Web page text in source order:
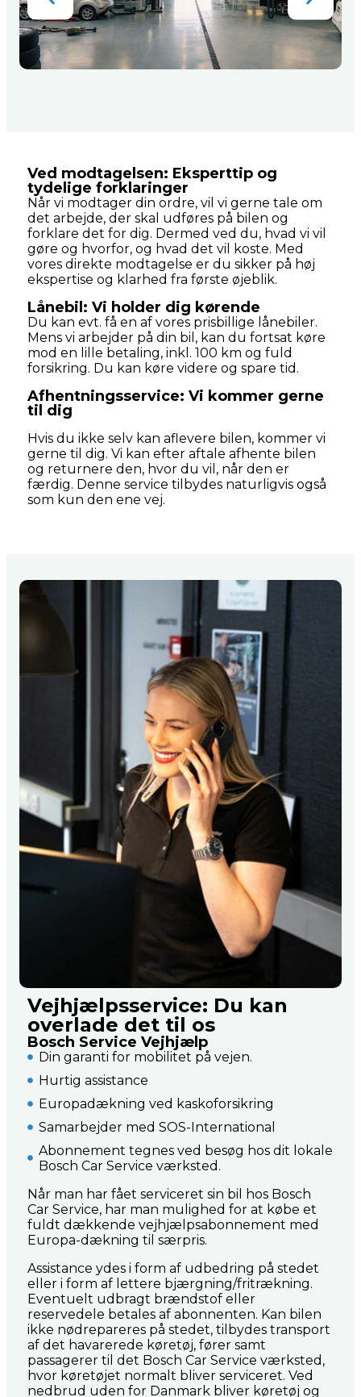
Ved modtagelsen: Eksperttip og
tydelige forklaringer
Når vi modtager din ordre, vil vi gerne tale om
det arbejde, der skal udføres på bilen og
forklare det for dig. Dermed ved du, hvad vi vil
gøre og hvorfor, og hvad det vil koste. Med
vores direkte modtagelse er du sikker på høj
ekspertise og klarhed fra første øjeblik.
​Lånebil: Vi holder dig kørende
Du kan evt. få en af vores prisbillige lånebiler.
Mens vi arbejder på din bil, kan du fortsat køre
mod en lille betaling, inkl. 100 km og fuld
forsikring. Du kan køre videre og spare tid.
Afhentningsservice: Vi kommer gerne
til dig
Hvis du ikke selv kan aflevere bilen, kommer vi
gerne til dig. Vi kan efter aftale afhente bilen
og returnere den, hvor du vil, når den er
færdig. Denne service tilbydes naturligvis også
som kun den ene vej.
Vejhjælpsservice: Du kan
overlade det til os
Bosch Service Vejhjælp
Din garanti for mobilitet på vejen.
Hurtig assistance
Europadækning ved kaskoforsikring
Samarbejder med SOS-International
Abonnement tegnes ved besøg hos dit lokale
Bosch Car Service værksted.
Når man har fået serviceret sin bil hos Bosch
Car Service, har man mulighed for at købe et
fuldt dækkende vejhjælpsabonnement med
Europa-dækning til særpris.
​Assistance ydes i form af udbedring på stedet
eller i form af lettere bjærgning/fritrækning.
Eventuelt udbragt brændstof eller
reservedele betales af abonnenten. Kan bilen
ikke nødrepareres på stedet, tilbydes transport
af det havarerede køretøj, fører samt
passagerer til det Bosch Car Service værksted,
hvor køretøjet normalt bliver serviceret. Ved
nedbrud uden for Danmark bliver køretøj og